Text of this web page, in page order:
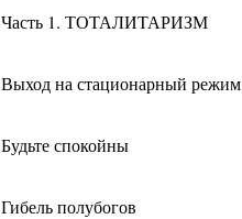
Часть 1. ТОТАЛИТАРИЗМ
Выход на стационарный режим
Будьте спокойны
Гибель полубогов